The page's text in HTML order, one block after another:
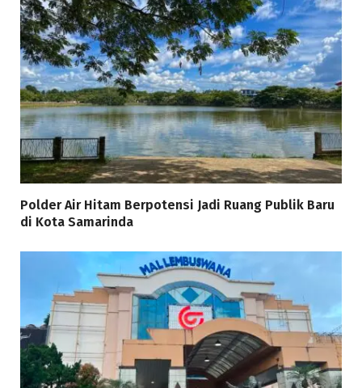
Polder Air Hitam Berpotensi Jadi Ruang Publik Baru
di Kota Samarinda